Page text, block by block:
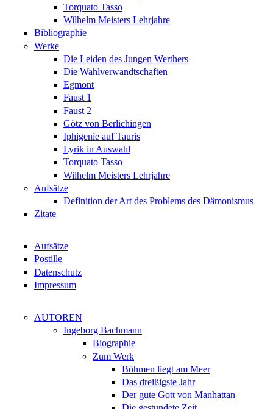
Torquato Tasso
Wilhelm Meisters Lehrjahre
Bibliographie
Werke
Die Leiden des Jungen Werthers
Die Wahlverwandtschaften
Egmont
Faust 1
Faust 2
Götz von Berlichingen
Iphigenie auf Tauris
Lyrik in Auswahl
Torquato Tasso
Wilhelm Meisters Lehrjahre
Aufsätze
Definition der Art des Problems des Dämonismus
Zitate
Aufsätze
Postille
Datenschutz
Impressum
AUTOREN
Ingeborg Bachmann
Biographie
Zum Werk
Böhmen liegt am Meer
Das dreißigste Jahr
Der gute Gott von Manhattan